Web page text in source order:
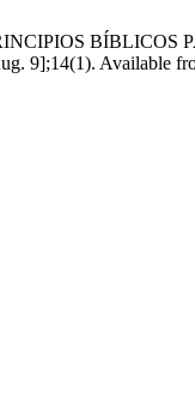
9];14(1). Available